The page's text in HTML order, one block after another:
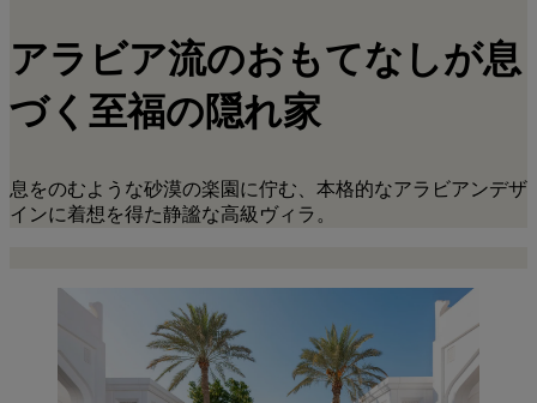
アラビア流のおもてなしが息
づく 至福の隠れ家
息をのむような砂漠の楽園に佇む、本格的なアラビアンデザ
インに着想を得た静謐な高級ヴィラ。